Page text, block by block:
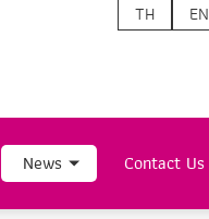
TH
EN
News Contact Us